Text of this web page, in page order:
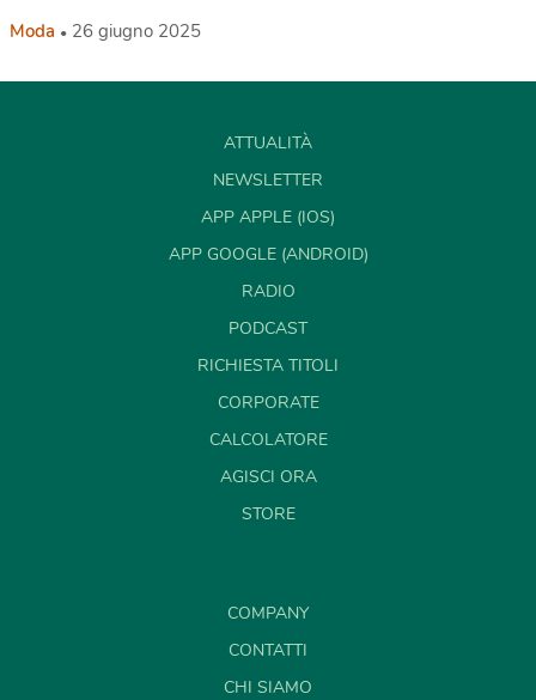
Moda 26 giugno 2025
ATTUALITÀ
NEWSLETTER
APP APPLE (IOS)
APP GOOGLE (ANDROID)
RADIO
PODCAST
RICHIESTA TITOLI
CORPORATE
CALCOLATORE
AGISCI ORA
STORE
COMPANY
CONTATTI
CHI SIAMO